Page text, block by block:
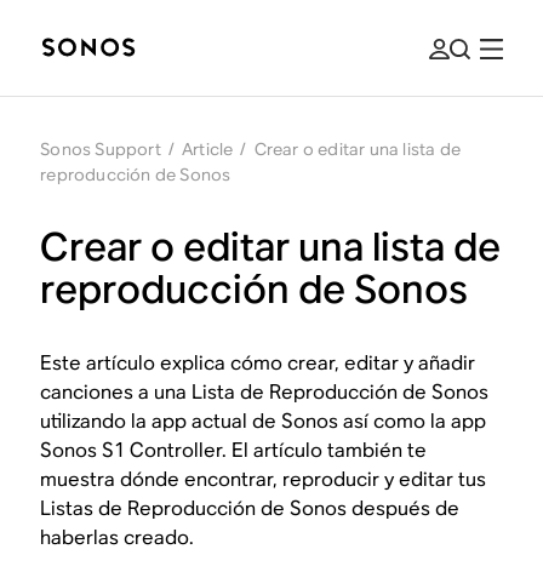
Sonos Support / Article / Crear o editar una lista de
reproducción de Sonos
Crear o editar una lista de
reproducción de Sonos
Este artículo explica cómo crear, editar y añadir
canciones a una Lista de Reproducción de Sonos
utilizando la app actual de Sonos así como la app
Sonos S1 Controller. El artículo también te
muestra dónde encontrar, reproducir y editar tus
Listas de Reproducción de Sonos después de
haberlas creado.